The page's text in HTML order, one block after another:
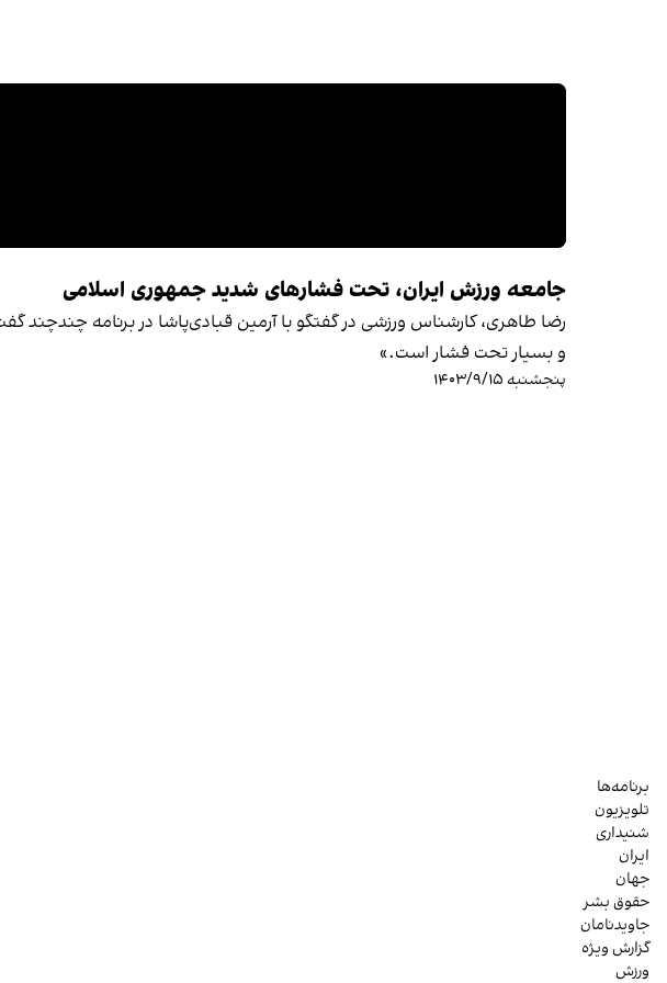
جامعه ورزش ایران، تحت فشارهای شدید جمهوری اسلامی
رضا طاهری، کارشناس ورزشی در گفتگو با آرمین قبادی‌پاشا در برنامه چندچند
و بسیار تحت فشار است.»
پنجشنبه ۱۴۰۳/۹/۱۵
برنامه‌ها
تلویزیون
شنیداری
ایران
جهان
حقوق بشر
جاویدنامان
گزارش ویژه
ورزش